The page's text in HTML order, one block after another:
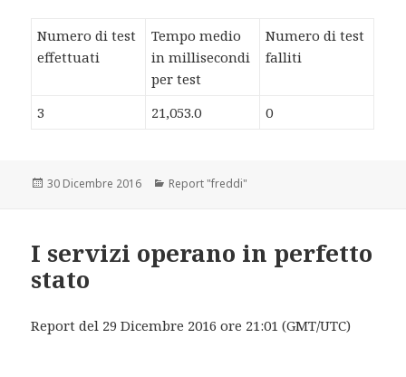
Numero di test
effettuati
Tempo medio
in millisecondi
per test
Numero di test
falliti
3 21,053.0 0
Scritto
30 Dicembre 2016 Categorie
Report "freddi"
I servizi operano in perfetto
stato
Report del 29 Dicembre 2016 ore 21:01 (GMT/UTC)